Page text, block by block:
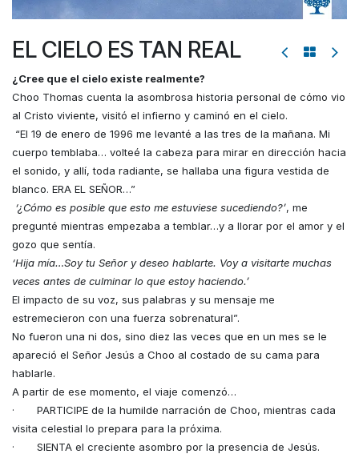
EL CIELO ES TAN REAL
¿Cree que el cielo existe realmente?
Choo Thomas cuenta la asombrosa historia personal de cómo vio
al Cristo viviente, visitó el infierno y caminó en el cielo.
“El 19 de enero de 1996 me levanté a las tres de la mañana. Mi
cuerpo temblaba… volteé la cabeza para mirar en dirección hacia
el sonido, y allí, toda radiante, se hallaba una figura vestida de
blanco. ERA EL SEÑOR…”
‘¿Cómo es posible que esto me estuviese sucediendo?’, me
pregunté mientras empezaba a temblar…y a llorar por el amor y el
gozo que sentía.
‘Hija mía…Soy tu Señor y deseo hablarte. Voy a visitarte muchas
veces antes de culminar lo que estoy haciendo.’
El impacto de su voz, sus palabras y su mensaje me
estremecieron con una fuerza sobrenatural”.
No fueron una ni dos, sino diez las veces que en un mes se le
apareció el Señor Jesús a Choo al costado de su cama para
hablarle.
A partir de ese momento, el viaje comenzó…
· PARTICIPE de la humilde narración de Choo, mientras cada
visita celestial lo prepara para la próxima.
· SIENTA el creciente asombro por la presencia de Jesús.